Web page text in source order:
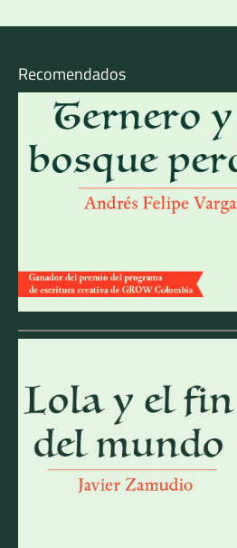
Recomendados